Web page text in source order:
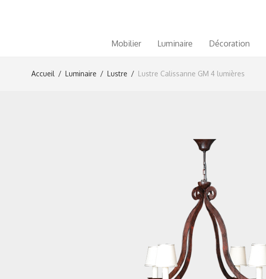
Mobilier Luminaire Décoration
Accueil / Luminaire / Lustre / Lustre Calissanne GM 4 lumières